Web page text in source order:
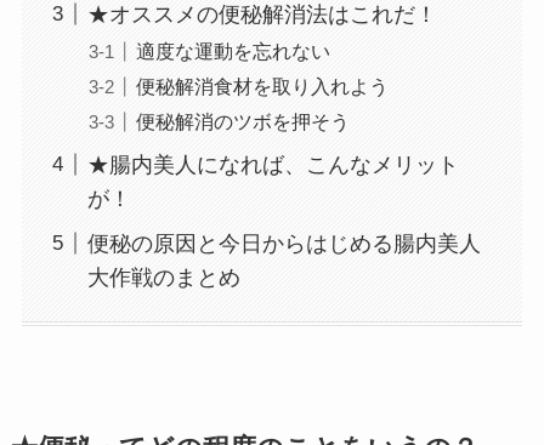
★オススメの便秘解消法はこれだ！
適度な運動を忘れない
便秘解消食材を取り入れよう
便秘解消のツボを押そう
★腸内美人になれば、こんなメリット
が！
便秘の原因と今日からはじめる腸内美人
大作戦のまとめ